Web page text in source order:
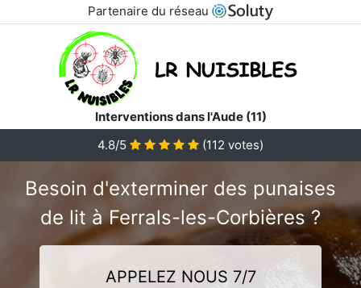
Partenaire du réseau
Interventions dans l'Aude (11)
4.8/5 (112 votes)
Besoin d'exterminer des punaises
de lit à Ferrals-les-Corbières ?
APPELEZ NOUS 7/7